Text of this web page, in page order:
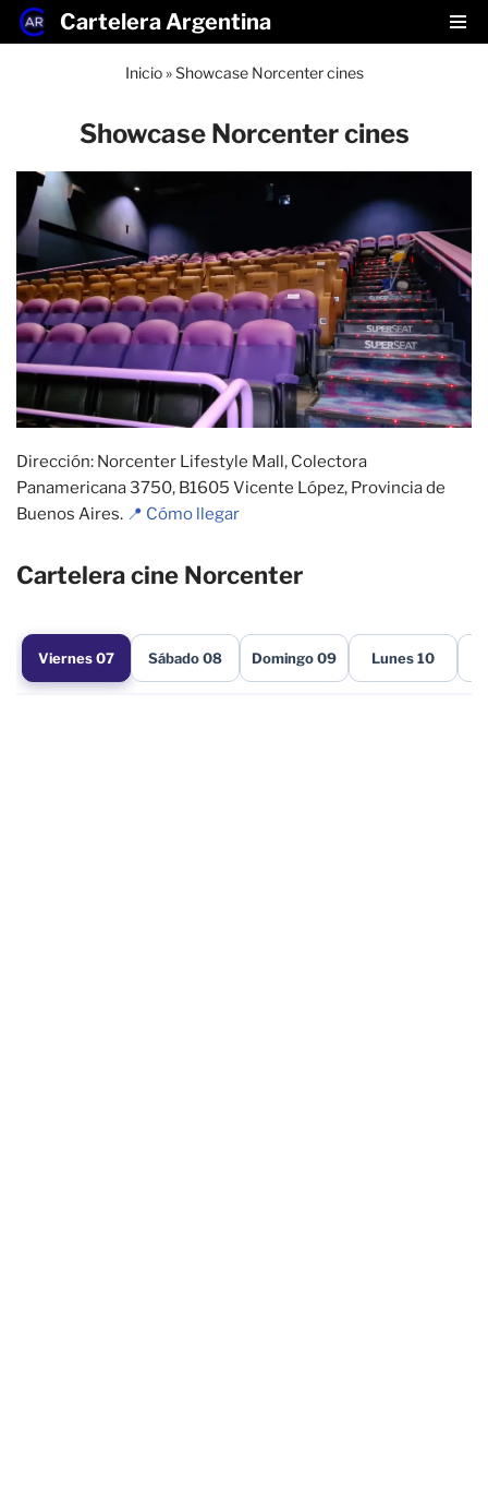
Cartelera Argentina
Inicio»Showcase Norcenter cines
Showcase Norcenter cines
Dirección: Norcenter Lifestyle Mall, Colectora
Panamericana 3750, B1605 Vicente López, Provincia de
Buenos Aires. 📍 Cómo llegar
Cartelera cine Norcenter
Viernes 07 Sábado 08 Domingo 09 Lunes 10